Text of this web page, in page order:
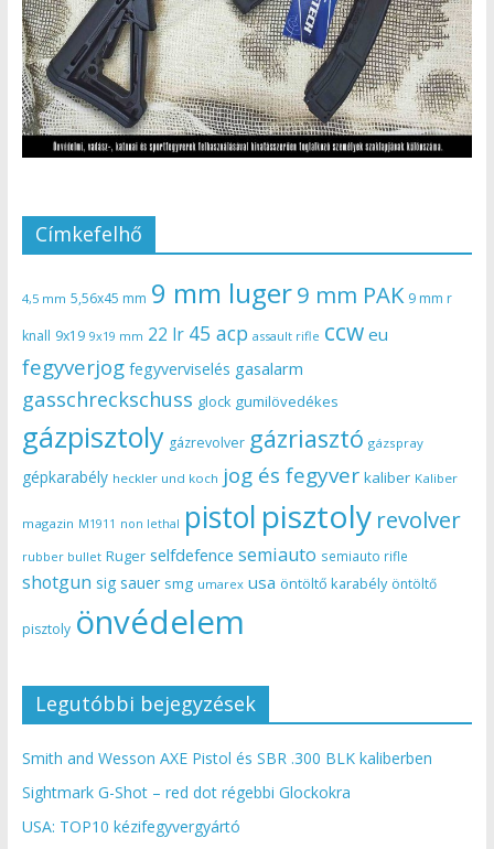
Címkefelhő
4,5 mm 5,56x45 mm 9 mm luger9 mm PAK 9 mm r
knall 9x19 9x19 mm 22 lr 45 acp assault rifle ccw eu
fegyverjog fegyverviselés gasalarm
gasschreckschuss glock gumilövedékes
gázpisztoly gázrevolver gázriasztó gázspray
gépkarabély heckler und koch jog és fegyver kaliber Kaliber
magazin M1911 non lethal pistol pisztoly revolver
rubber bullet Ruger selfdefence semiauto semiauto rifle
shotgun sig sauer smg umarex usa öntöltő karabély öntöltő
pisztoly önvédelem
Legutóbbi bejegyzések
Smith and Wesson AXE Pistol és SBR .300 BLK kaliberben
Sightmark G-Shot – red dot régebbi Glockokra
USA: TOP10 kézifegyvergyártó